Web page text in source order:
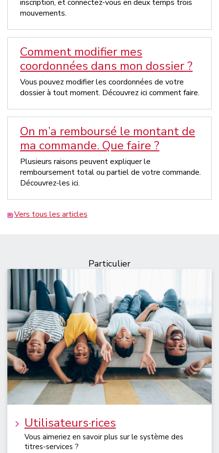
inscription, et connectez-vous en deux temps trois
mouvements.
Comment modifier mes
coordonnées dans mon dossier ?
Vous pouvez modifier les coordonnées de votre
dossier à tout moment. Découvrez ici comment faire.
On m’a remboursé le montant de
ma commande. Que faire ?
Plusieurs raisons peuvent expliquer le
remboursement total ou partiel de votre commande.
Découvrez-les ici.
Vers tous les articles
Particulier
Utilisateurs·rices
Vous aimeriez en savoir plus sur le système des
titres-services ?